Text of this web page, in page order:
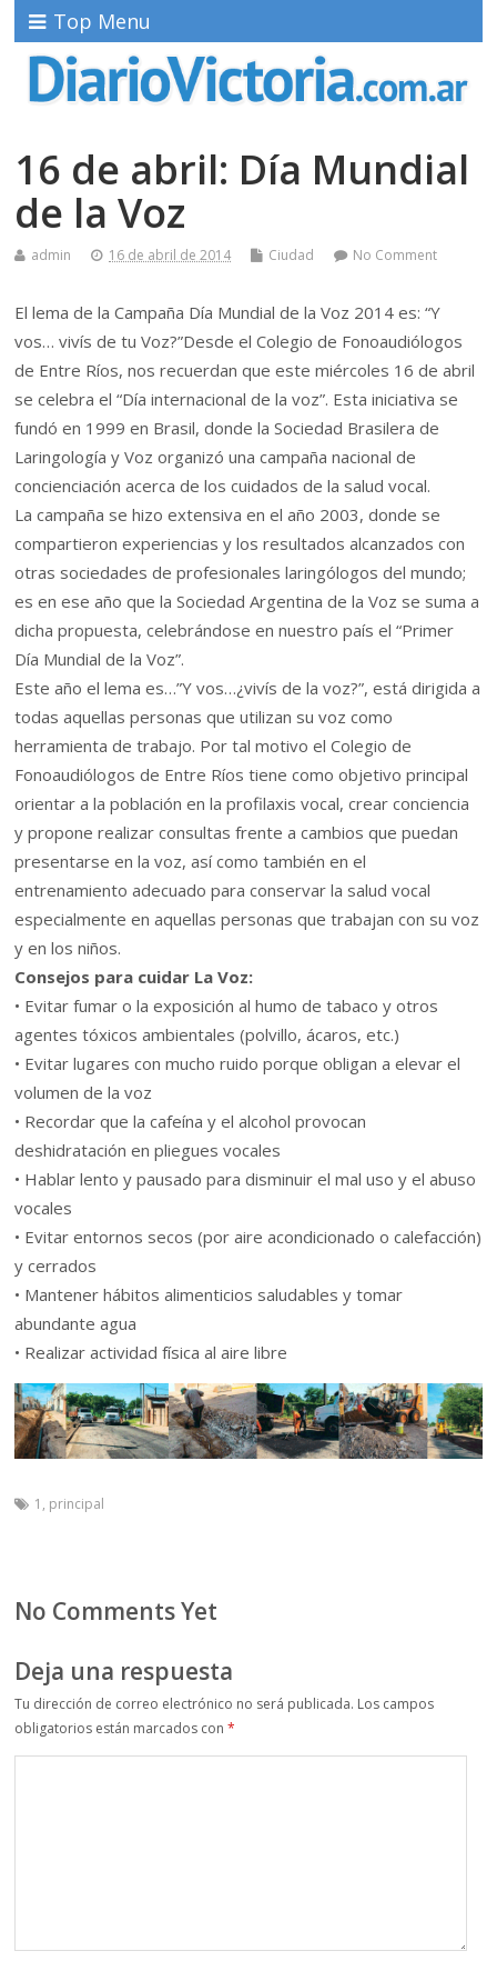
Top Menu
16 de abril: Día Mundial
de la Voz
admin 16 de abril de 2014 Ciudad No Comment
El lema de la Campaña Día Mundial de la Voz 2014 es: “Y
vos… vivís de tu Voz?”Desde el Colegio de Fonoaudiólogos
de Entre Ríos, nos recuerdan que este miércoles 16 de abril
se celebra el “Día internacional de la voz”. Esta iniciativa se
fundó en 1999 en Brasil, donde la Sociedad Brasilera de
Laringología y Voz organizó una campaña nacional de
concienciación acerca de los cuidados de la salud vocal.
La campaña se hizo extensiva en el año 2003, donde se
compartieron experiencias y los resultados alcanzados con
otras sociedades de profesionales laringólogos del mundo;
es en ese año que la Sociedad Argentina de la Voz se suma a
dicha propuesta, celebrándose en nuestro país el “Primer
Día Mundial de la Voz”.
Este año el lema es…”Y vos…¿vivís de la voz?”, está dirigida a
todas aquellas personas que utilizan su voz como
herramienta de trabajo. Por tal motivo el Colegio de
Fonoaudiólogos de Entre Ríos tiene como objetivo principal
orientar a la población en la profilaxis vocal, crear conciencia
y propone realizar consultas frente a cambios que puedan
presentarse en la voz, así como también en el
entrenamiento adecuado para conservar la salud vocal
especialmente en aquellas personas que trabajan con su voz
y en los niños.
Consejos para cuidar La Voz:
• Evitar fumar o la exposición al humo de tabaco y otros
agentes tóxicos ambientales (polvillo, ácaros, etc.)
• Evitar lugares con mucho ruido porque obligan a elevar el
volumen de la voz
• Recordar que la cafeína y el alcohol provocan
deshidratación en pliegues vocales
• Hablar lento y pausado para disminuir el mal uso y el abuso
vocales
• Evitar entornos secos (por aire acondicionado o calefacción)
y cerrados
• Mantener hábitos alimenticios saludables y tomar
abundante agua
• Realizar actividad física al aire libre
1 , principal
No Comments Yet
Deja una respuesta
Tu dirección de correo electrónico no será publicada. Los campos
obligatorios están marcados con*